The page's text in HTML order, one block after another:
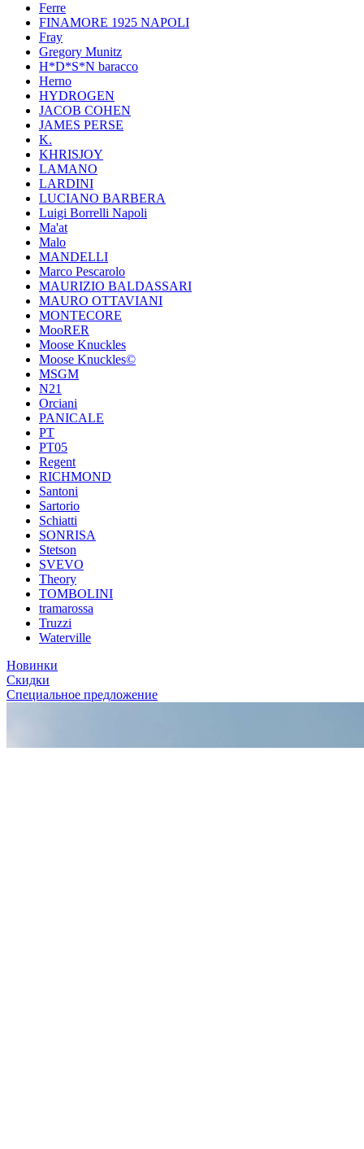
Ferre
FINAMORE 1925 NAPOLI
Fray
Gregory Munitz
H*D*S*N baracco
Herno
HYDROGEN
JACOB COHEN
JAMES PERSE
K.
KHRISJOY
LAMANO
LARDINI
LUCIANO BARBERA
Luigi Borrelli Napoli
Ma'at
Malo
MANDELLI
Marco Pescarolo
MAURIZIO BALDASSARI
MAURO OTTAVIANI
MONTECORE
MooRER
Moose Knuckles
Moose Knuckles©️
MSGM
N21
Orciani
PANICALE
PT
PT05
Regent
RICHMOND
Santoni
Sartorio
Schiatti
SONRISA
Stetson
SVEVO
Theory
TOMBOLINI
tramarossa
Truzzi
Waterville
Новинки
Скидки
Специальное предложение